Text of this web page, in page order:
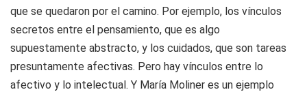
que se quedaron por el camino. Por ejemplo, los vínculos
secretos entre el pensamiento, que es algo
supuestamente abstracto, y los cuidados, que son tareas
presuntamente afectivas. Pero hay vínculos entre lo
afectivo y lo intelectual. Y María Moliner es un ejemplo